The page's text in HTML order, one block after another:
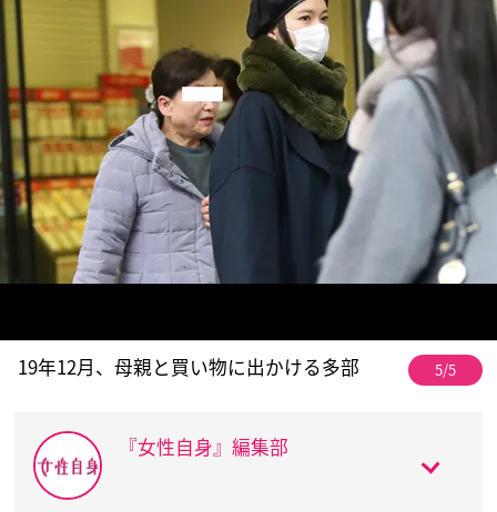
19年12月、母親と買い物に出かける多部 5/5
『女性自身』編集部